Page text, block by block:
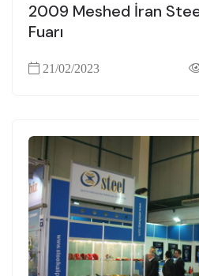
2009 Meshed İran
Fuarı
21/02/2023